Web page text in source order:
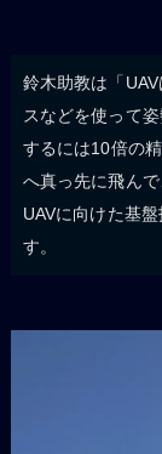
鈴木助教は「
スなどを使って
するには10倍の
へ真っ先に飛ん
UAVに向けた基
す。